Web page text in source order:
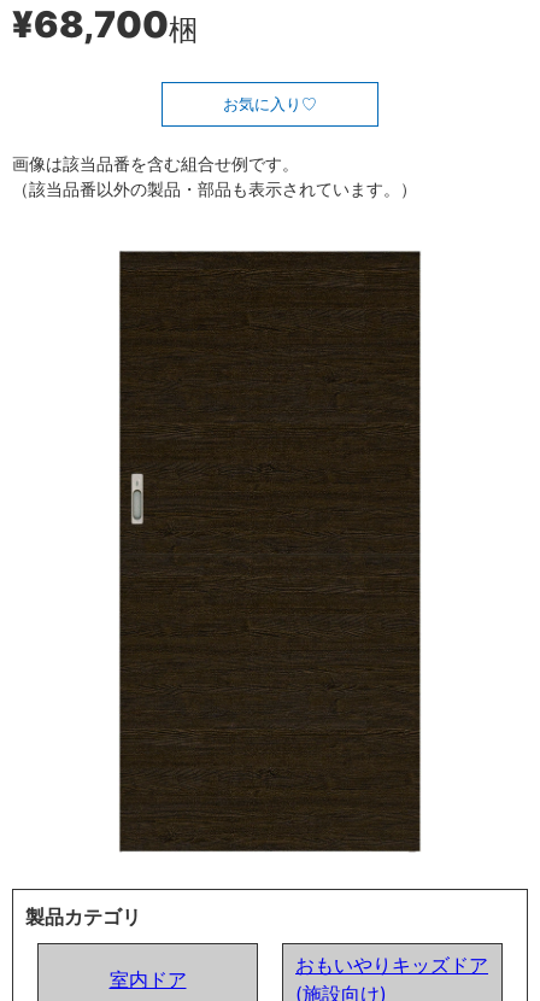
¥68,700梱
お気に入り
画像は該当品番を含む組合せ例です。
（該当品番以外の製品・部品も表示されています。）
製品カテゴリ
室内ドア
おもいやりキッズドア
(施設向け)